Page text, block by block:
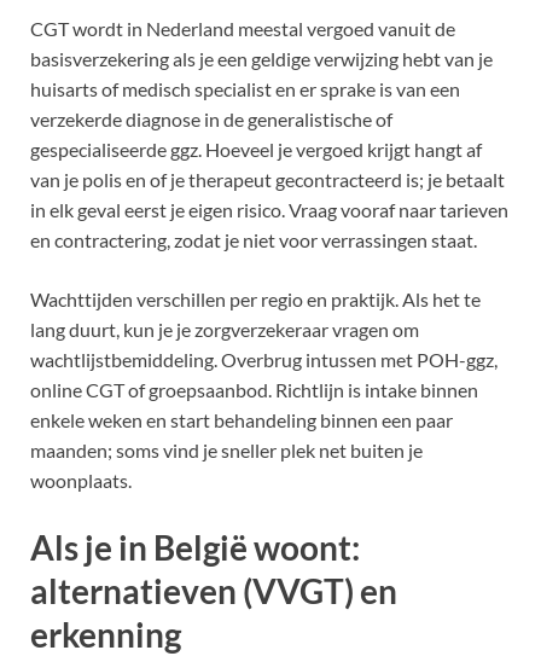
CGT wordt in Nederland meestal vergoed vanuit de
basisverzekering als je een geldige verwijzing hebt van je
huisarts of medisch specialist en er sprake is van een
verzekerde diagnose in de generalistische of
gespecialiseerde ggz. Hoeveel je vergoed krijgt hangt af
van je polis en of je therapeut gecontracteerd is; je betaalt
in elk geval eerst je eigen risico. Vraag vooraf naar tarieven
en contractering, zodat je niet voor verrassingen staat.
Wachttijden verschillen per regio en praktijk. Als het te
lang duurt, kun je je zorgverzekeraar vragen om
wachtlijstbemiddeling. Overbrug intussen met POH-ggz,
online CGT of groepsaanbod. Richtlijn is intake binnen
enkele weken en start behandeling binnen een paar
maanden; soms vind je sneller plek net buiten je
woonplaats.
Als je in België woont:
alternatieven (VVGT) en
erkenning